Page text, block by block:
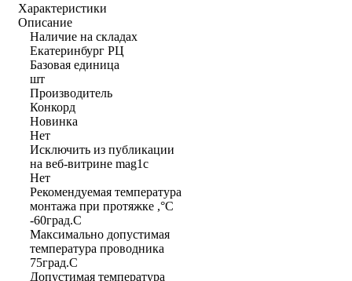
Характеристики
Описание
Наличие на складах
Екатеринбург РЦ
Базовая единица
шт
Производитель
Конкорд
Новинка
Нет
Исключить из публикации
на веб-витрине mag1c
Нет
Рекомендуемая температура
монтажа при протяжке ,°С
-60град.C
Максимально допустимая
температура проводника
75град.C
Допустимая температура